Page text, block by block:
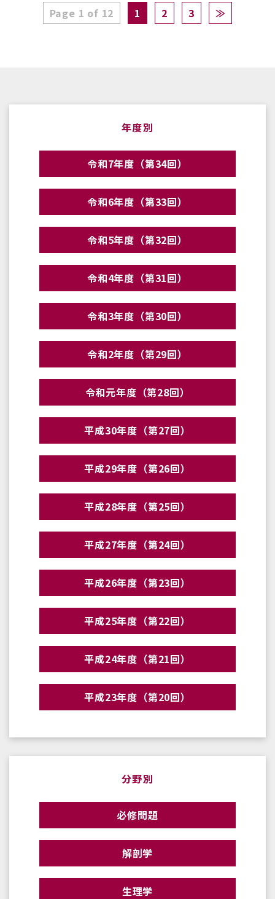
Page 1 of 12 1 2 3 ≫
年度別
令和7年度（第34回）
令和6年度（第33回）
令和5年度（第32回）
令和4年度（第31回）
令和3年度（第30回）
令和2年度（第29回）
令和元年度（第28回）
平成30年度（第27回）
平成29年度（第26回）
平成28年度（第25回）
平成27年度（第24回）
平成26年度（第23回）
平成25年度（第22回）
平成24年度（第21回）
平成23年度（第20回）
分野別
必修問題
解剖学
生理学